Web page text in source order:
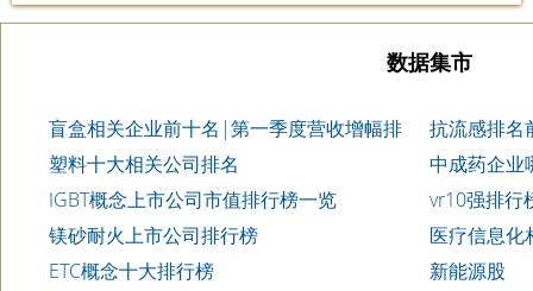
数据集市
盲盒相关企业前十名|第一季度营收增幅排
行榜前10
抗流感排名
塑料十大相关公司排名
中成药企业
IGBT概念上市公司市值排行榜一览
vr10强排行
镁砂耐火上市公司排行榜
医疗信息化
ETC概念十大排行榜
新能源股